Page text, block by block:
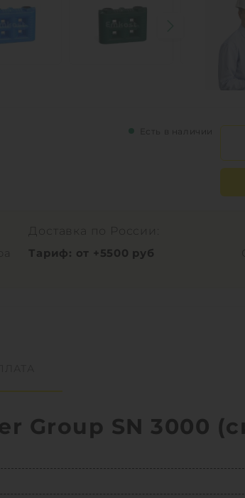
Есть в наличии
Доставка по России:
Тариф: от +5500 руб
Group SN 3000